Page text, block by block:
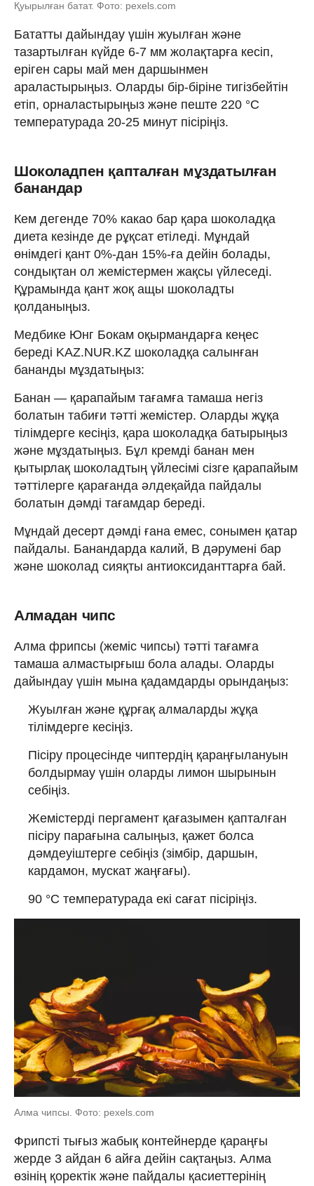
Қуырылған батат. Фото: pexels.com
Бататты дайындау үшін жуылған және
тазартылған күйде 6-7 мм жолақтарға кесіп,
еріген сары май мен даршынмен
араластырыңыз. Оларды бір-біріне тигізбейтін
етіп, орналастырыңыз және пеште 220 °C
температурада 20-25 минут пісіріңіз.
Шоколадпен қапталған мұздатылған
банандар
Кем дегенде 70% какао бар қара шоколадқа
диета кезінде де рұқсат етіледі. Мұндай
өнімдегі қант 0%-дан 15%-ға дейін болады,
сондықтан ол жемістермен жақсы үйлеседі.
Құрамында қант жоқ ащы шоколадты
қолданыңыз.
Медбике Юнг Бокам оқырмандарға кеңес
береді KAZ.NUR.KZ шоколадқа салынған
бананды мұздатыңыз:
Банан — қарапайым тағамға тамаша негіз
болатын табиғи тәтті жемістер. Оларды жұқа
тілімдерге кесіңіз, қара шоколадқа батырыңыз
және мұздатыңыз. Бұл кремді банан мен
қытырлақ шоколадтың үйлесімі сізге қарапайым
тәттілерге қарағанда әлдеқайда пайдалы
болатын дәмді тағамдар береді.
Мұндай десерт дәмді ғана емес, сонымен қатар
пайдалы. Банандарда калий, В дәрумені бар
және шоколад сияқты антиоксиданттарға бай.
Алмадан чипс
Алма фрипсы (жеміс чипсы) тәтті тағамға
тамаша алмастырғыш бола алады. Оларды
дайындау үшін мына қадамдарды орындаңыз:
Жуылған және құрғақ алмаларды жұқа
тілімдерге кесіңіз.
Пісіру процесінде чиптердің қараңғылануын
болдырмау үшін оларды лимон шырынын
себіңіз.
Жемістерді пергамент қағазымен қапталған
пісіру парағына салыңыз, қажет болса
дәмдеуіштерге себіңіз (зімбір, даршын,
кардамон, мускат жаңғағы).
90 °C температурада екі сағат пісіріңіз.
Алма чипсы. Фото: pexels.com
Фрипсті тығыз жабық контейнерде қараңғы
жерде 3 айдан 6 айға дейін сақтаңыз. Алма
өзінің қоректік және пайдалы қасиеттерінің